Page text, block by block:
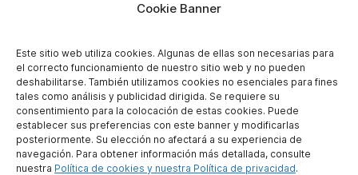
Cookie Banner
Este sitio web utiliza cookies. Algunas de ellas son necesarias para
el correcto funcionamiento de nuestro sitio web y no pueden
deshabilitarse. También utilizamos cookies no esenciales para fines
tales como análisis y publicidad dirigida. Se requiere su
consentimiento para la colocación de estas cookies. Puede
establecer sus preferencias con este banner y modificarlas
posteriormente. Su elección no afectará a su experiencia de
navegación. Para obtener información más detallada, consulte
nuestra Política de cookies y nuestra Política de privacidad.